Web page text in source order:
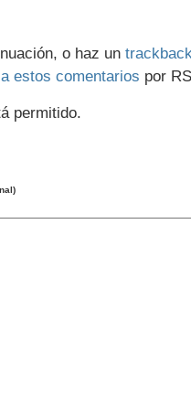
o haz un
estos comentarios por
permitido.